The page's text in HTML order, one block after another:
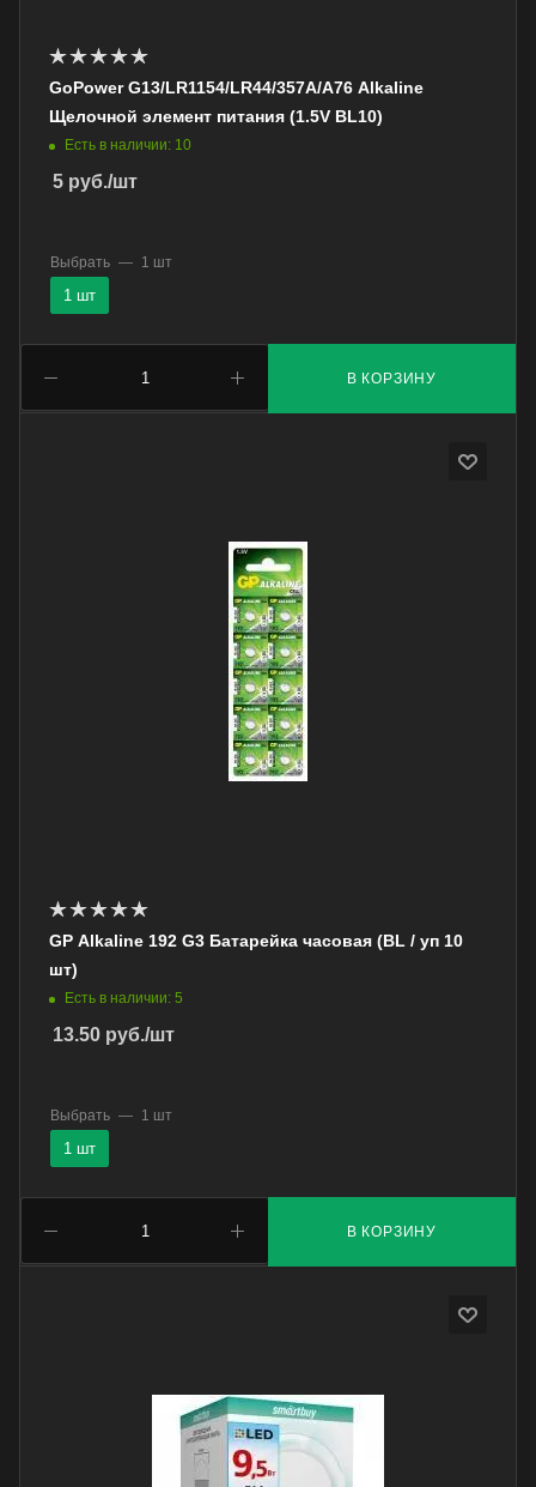
GoPower G13/LR1154/LR44/357A/A76 Alkaline
Щелочной элемент питания (1.5V BL10)
Есть в наличии: 10
5 руб./шт
В КОРЗИНУ
Выбрать — 1 шт
1 шт
GP Alkaline 192 G3 Батарейка часовая (BL / уп 10
шт)
Есть в наличии: 5
13.50 руб./шт
В КОРЗИНУ
Выбрать — 1 шт
1 шт